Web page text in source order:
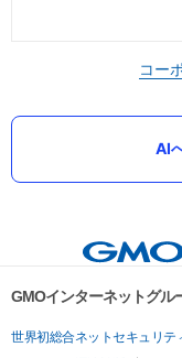
コー
AI
GMOインターネットグル
世界初総合ネットセキュリテ